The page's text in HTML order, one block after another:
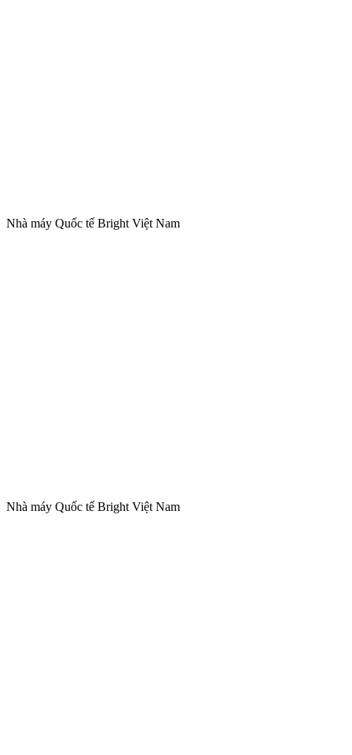
Nhà máy Quốc tế Bright Việt Nam
Nhà máy Quốc tế Bright Việt Nam